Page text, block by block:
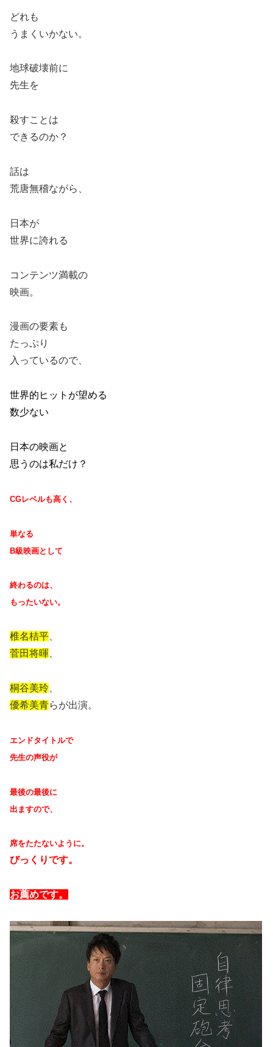
どれも
うまくいかない。
地球破壊前に
先生を
殺すことは
できるのか？
話は
荒唐無稽ながら、
日本が
世界に誇れる
コンテンツ満載の
映画。
漫画の要素も
たっぷり
入っているので、
世界的ヒットが望める
数少ない
日本の映画と
思うのは私だけ？
CGレベルも高く、
単なる
B級映画として
終わるのは、
もったいない。
椎名桔平
菅田将暉
桐谷美玲
優希美青らが出演。
エンドタイトルで
先生の声役が
最後の最後に
出ますので、
席をたたないように。
びっくりです。
お薦めです。